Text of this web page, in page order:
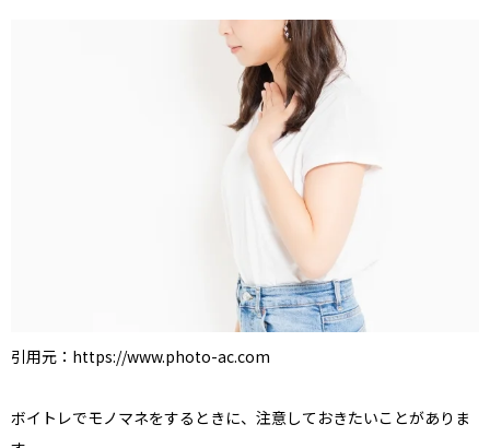
引用元：https://www.photo-ac.com
ボイトレでモノマネをするときに、注意しておきたいことがありま